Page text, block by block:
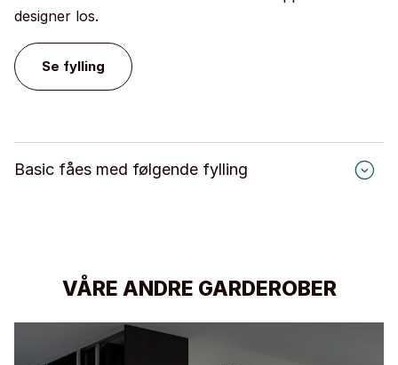
designer los.
Se fylling
Basic fåes med følgende fylling
Røkt Eik
VÅRE ANDRE GARDEROBER